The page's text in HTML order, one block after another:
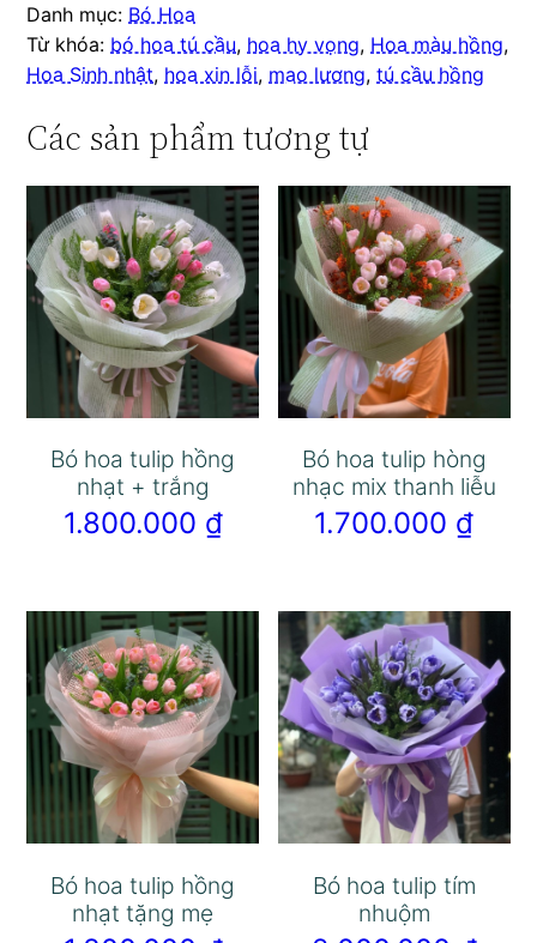
Danh mục: Bó Hoa
Từ khóa: bó hoa tú cầu, hoa hy vọng, Hoa màu hồng,
Hoa Sinh nhật, hoa xin lỗi, mao lương,tú cầu hồng
Các sản phẩm tương tự
Bó hoa tulip hồng
nhạt + trắng
1.800.000 ₫
Bó hoa tulip hòng
nhạc mix thanh liễu
1.700.000 ₫
Bó hoa tulip hồng
nhạt tặng mẹ
Bó hoa tulip tím
nhuộm